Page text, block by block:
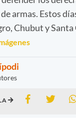
armas. Estos
Chubut y Santa